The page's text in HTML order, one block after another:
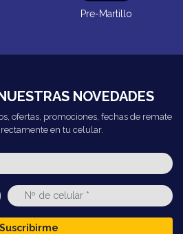
Pre-Martillo
NOVEDADES
ofertas, promociones, fechas de remate
en tu celular.
Suscribirme